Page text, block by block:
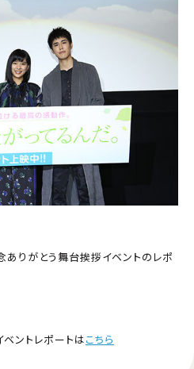
りがとう舞台挨拶イベントのレポ
ントレポートはこちら